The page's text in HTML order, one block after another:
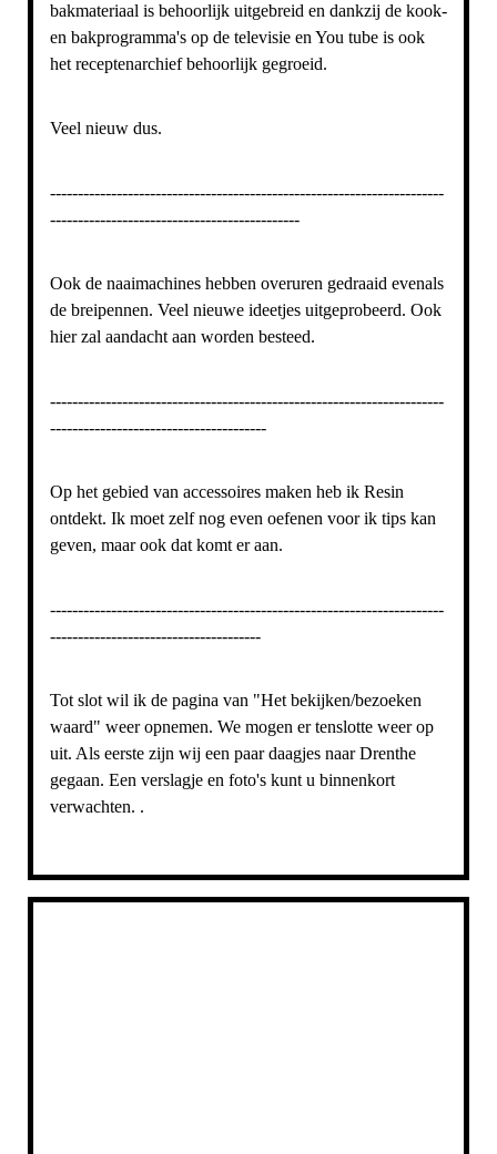
bakmateriaal is behoorlijk uitgebreid en dankzij de kook-
en bakprogramma's op de televisie en You tube is ook
het receptenarchief behoorlijk gegroeid.
Veel nieuw dus.
-----------------------------------------------------------------------
---------------------------------------------
Ook de naaimachines hebben overuren gedraaid evenals
de breipennen. Veel nieuwe ideetjes uitgeprobeerd. Ook
hier zal aandacht aan worden besteed.
-----------------------------------------------------------------------
---------------------------------------
Op het gebied van accessoires maken heb ik Resin
ontdekt. Ik moet zelf nog even oefenen voor ik tips kan
geven, maar ook dat komt er aan.
-----------------------------------------------------------------------
--------------------------------------
Tot slot wil ik de pagina van "Het bekijken/bezoeken
waard" weer opnemen. We mogen er tenslotte weer op
uit. Als eerste zijn wij een paar daagjes naar Drenthe
gegaan. Een verslagje en foto's kunt u binnenkort
verwachten. .